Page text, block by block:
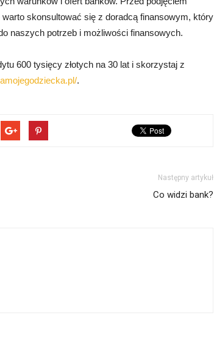
skonsultować się z doradcą finansowym, który
naszych potrzeb i możliwości finansowych.
600 tysięcy złotych na 30 lat i skorzystaj z
.
Następny artykuł
Co widzi bank?